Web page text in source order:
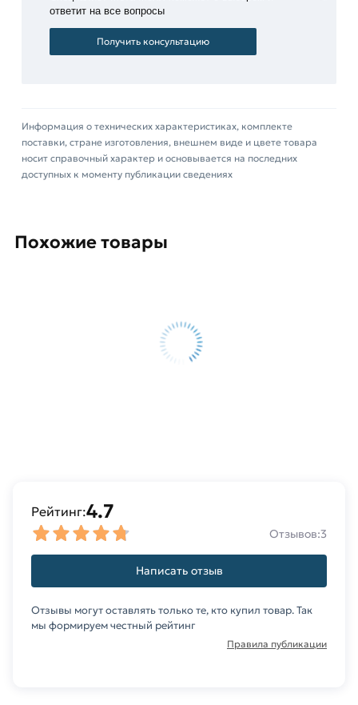
ответит на все вопросы
Получить консультацию
Информация о технических характеристиках, комплекте
поставки, стране изготовления, внешнем виде и цвете товара
носит справочный характер и основывается на последних
доступных к моменту публикации сведениях
Похожие товары
Рейтинг:4.7
Отзывов:3
Написать отзыв
Отзывы могут оставлять только те, кто купил товар. Так
мы формируем честный рейтинг
Правила публикации